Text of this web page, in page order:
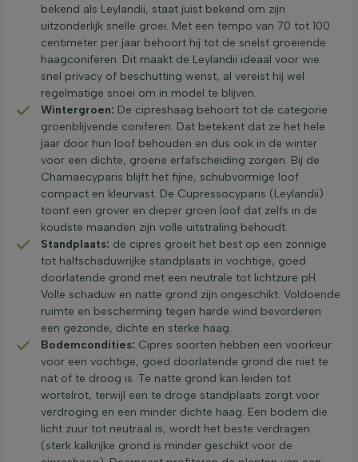
bekend als Leylandii, staat juist bekend om zijn
uitzonderlijk snelle groei. Met een tempo van 70 tot 100
centimeter per jaar behoort hij tot de snelst groeiende
haagconiferen. Dit maakt de Leylandii ideaal voor wie
snel privacy of beschutting wenst, al vereist hij wel
regelmatige snoei om in model te blijven.
Wintergroen: De cipreshaag behoort tot de categorie
groenblijvende coniferen. Dat betekent dat ze het hele
jaar door hun loof behouden en dus ook in de winter
voor een dichte, groene erfafscheiding zorgen. Bij de
Chamaecyparis blijft het fijne, schubvormige loof
compact en kleurvast. De Cupressocyparis (Leylandii)
toont een grover en dieper groen loof dat zelfs in de
koudste maanden zijn volle uitstraling behoudt.
Standplaats: de cipres groeit het best op een zonnige
tot halfschaduwrijke standplaats in vochtige, goed
doorlatende grond met een neutrale tot lichtzure pH.
Volle schaduw en natte grond zijn ongeschikt. Voldoende
ruimte en bescherming tegen harde wind bevorderen
een gezonde, dichte en sterke haag.
Bodemcondities: Cipres soorten hebben een voorkeur
voor een vochtige, goed doorlatende grond die niet te
nat of te droog is. Te natte grond kan leiden tot
wortelrot, terwijl een te droge standplaats zorgt voor
verdroging en een minder dichte haag. Een bodem die
licht zuur tot neutraal is, wordt het beste verdragen
(sterk kalkrijke grond is minder geschikt voor de